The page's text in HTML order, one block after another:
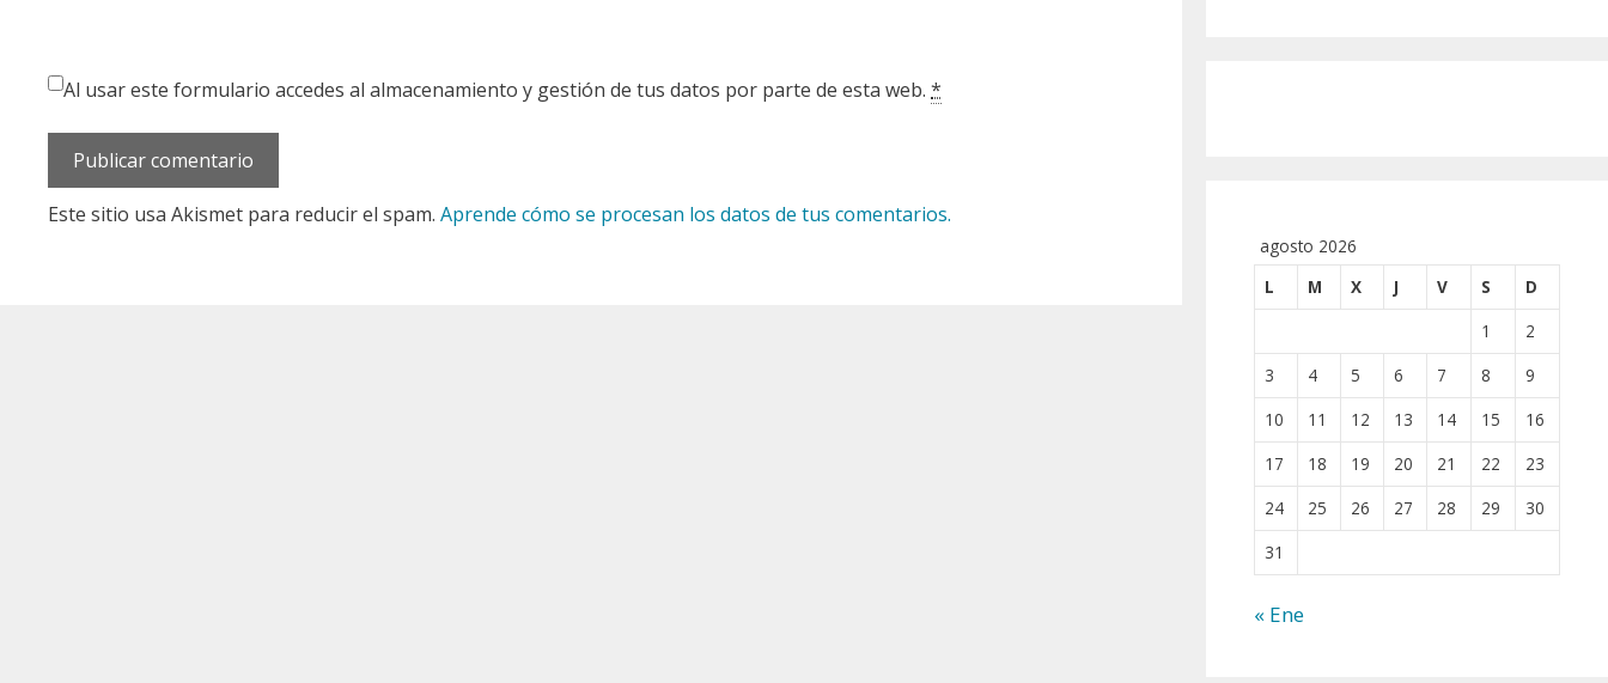
Al usar este formulario accedes al almacenamiento y gestión de tus datos por parte de esta web. *
Este sitio usa Akismet para reducir el spam. Aprende cómo se procesan los datos de tus comentarios.
agosto 2026
L
M X J V S
D
1
2
3
4 5 6 7 8
9
10
11 12 13 14 15
16
17
18 19 20 21 22
23
24
25 26 27 28 29
30
31
« Ene